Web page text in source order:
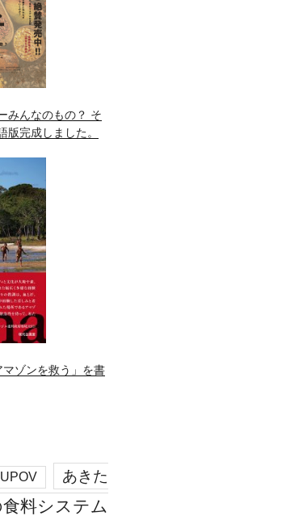
みんなのもの？ そ
完成しました。
ゾンを救う」を書
UPOV
あきた
料システム